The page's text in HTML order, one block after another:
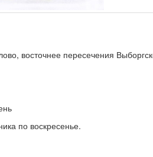
восточнее пересечения
по воскресенье.